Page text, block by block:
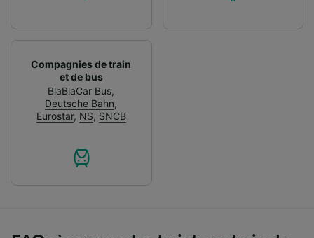
Compagnies de train
et de bus
BlaBlaCar Bus,
Deutsche Bahn,
Eurostar, NS, SNCB